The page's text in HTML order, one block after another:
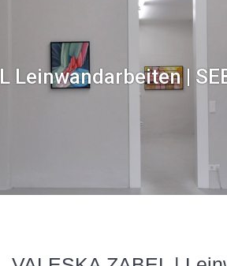
Leinwandarbeiten |